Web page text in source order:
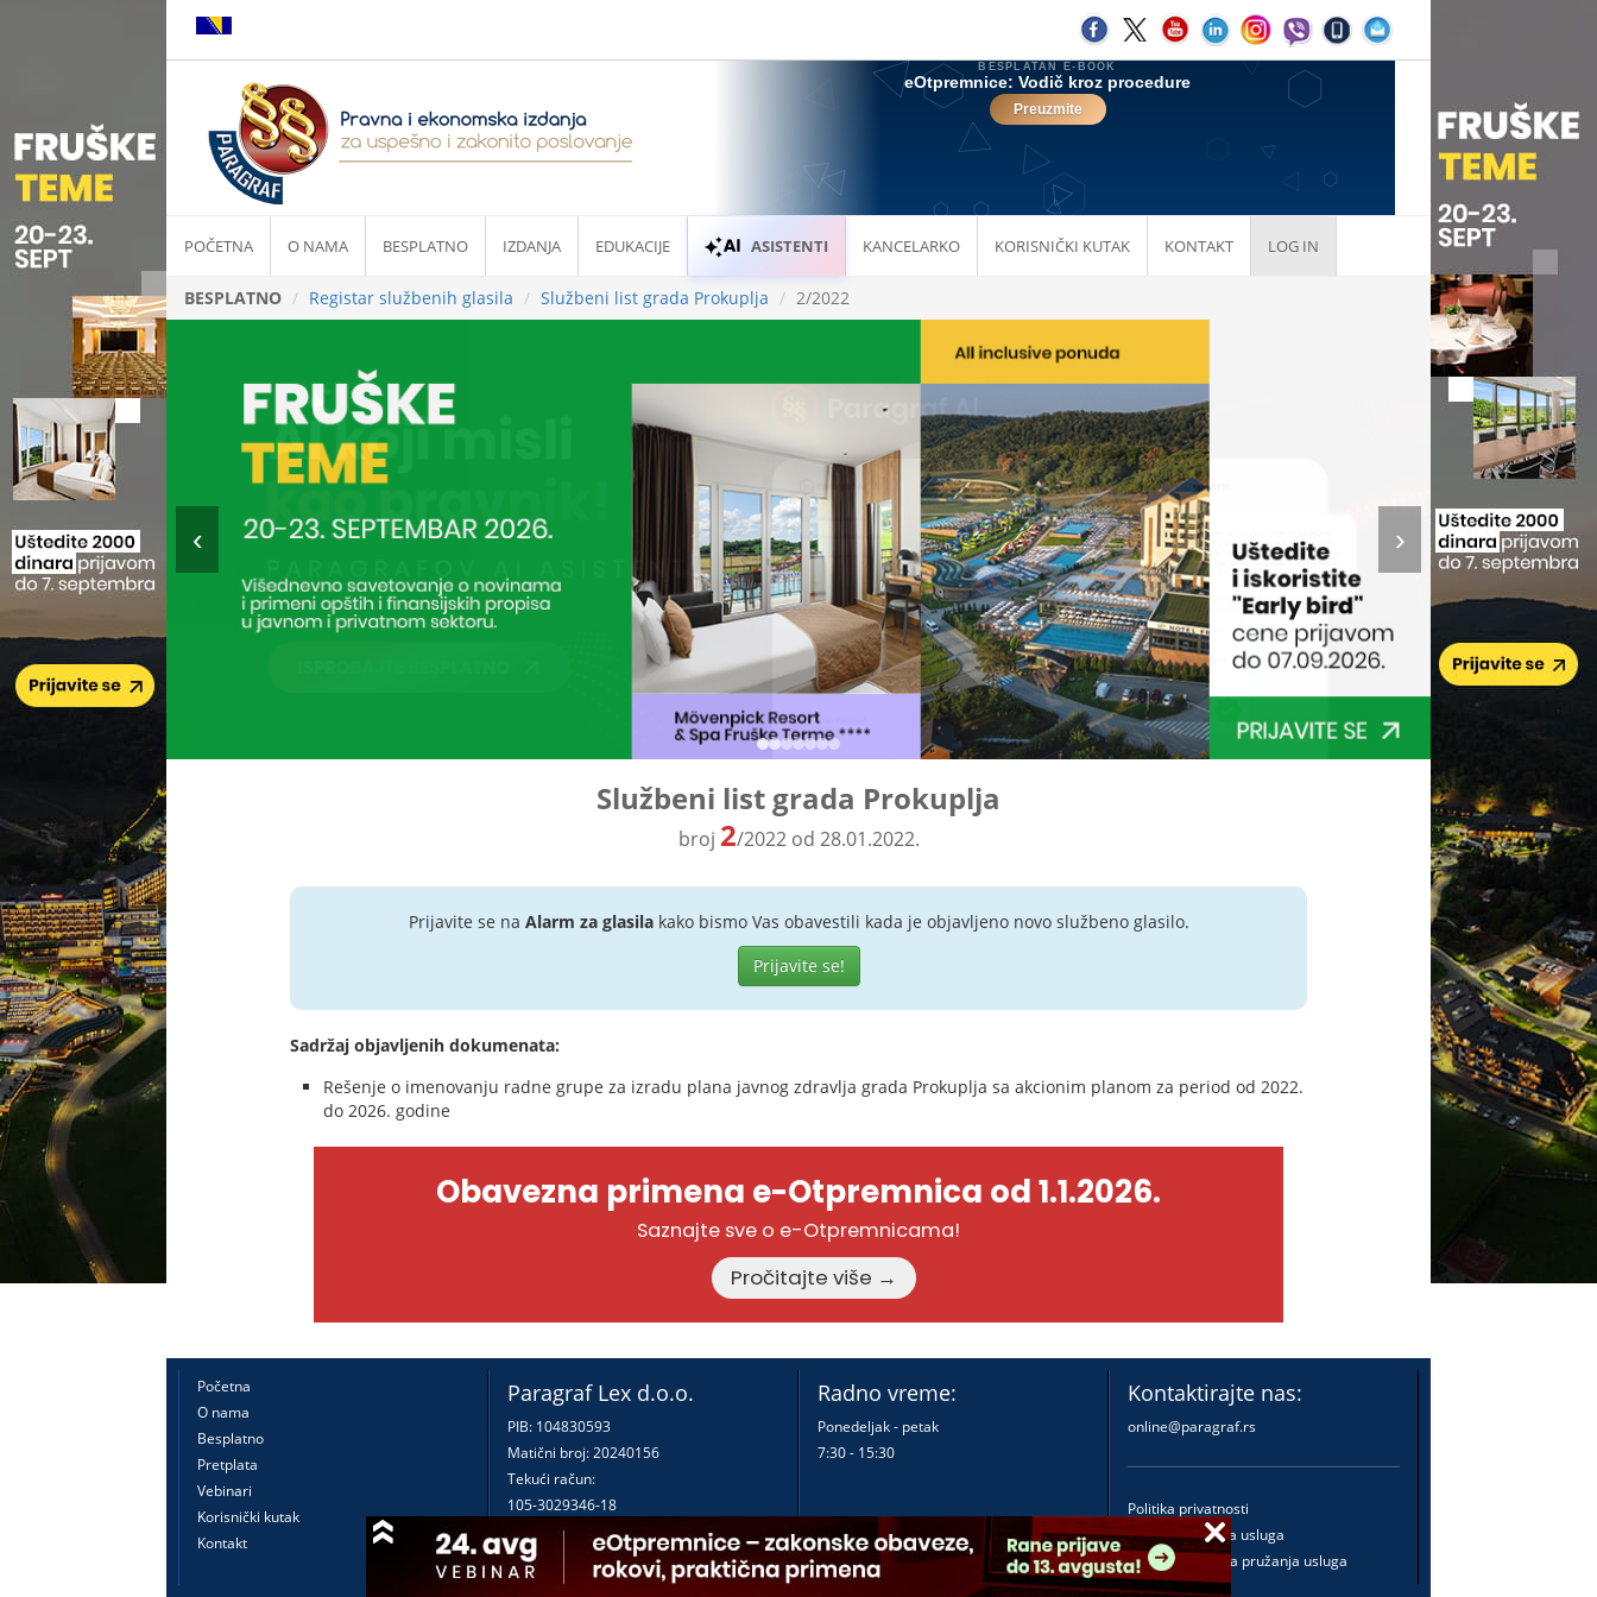
POČETNA O NAMA BESPLATNO IZDANJA EDUKACIJE ASISTENTI KANCELARKO KORISNIČKI KUTAK KONTAKT LOG IN
BESPLATNO Registar službenih glasila Službeni list grada Prokuplja 2/2022
Službeni list grada Prokuplja
broj 2/2022 od 28.01.2022.
Prijavite se na Alarm za glasilakako bismo Vas obavestili kada je objavljeno novo službeno glasilo.
Prijavite se!
Sadržaj objavljenih dokumenata:
Rešenje o imenovanju radne grupe za izradu plana javnog zdravlja grada Prokuplja sa akcionim planom za period od 2022.
do 2026. godine
Obavezna primena e-Otpremnica od 1.1.2026.
Saznajte sve o e-Otpremnicama!
Pročitajte više →
Početna
O nama
Besplatno
Pretplata
Vebinari
Korisnički kutak
Kontakt
Paragraf Lex d.o.o.
PIB: 104830593
Matični broj: 20240156
Tekući račun:
105-3029346-18
160-0000000380290-23
Radno vreme:
Ponedeljak - petak
7:30 - 15:30
Kontaktirajte nas:
online@paragraf.rs
Politika privatnosti
Politika pružanja usluga
Praktična pravila pružanja usluga